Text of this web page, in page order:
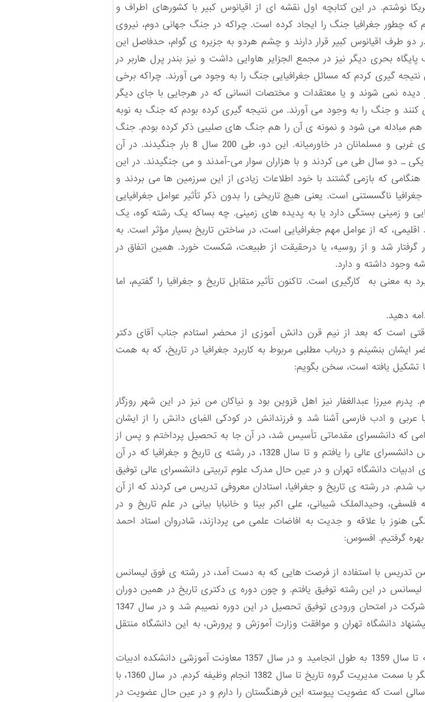
نوشتم. در این کتابچه اول نقشه ای از اقیانوس کبیر با کشورهای اطراف و
که چطور جغرافیا جنگ را ایجاد کرده است. چراکه در جنگ جهانی دوم، نیروی
دو طرف اقیانوس کبیر قرار دارند و چشم هردو به جزیره ی گوام، حدفاصل این
بحری دیگر نیز در مجمع الجزایر هاوایی داشت و نیز بندر پرل هاربر در
گیری کردم که مسائل جغرافیایی جنگ را به وجود می آورند. چراکه برخی
نمی شوند و یا معتقدات و مختصات انسانی که در هرجایی با جای دیگر
کنند و جنگ را به وجود می آورند. من نتیجه گیری کرده بودم که جنگ به نوبه
هم مبادله می شود و نمونه ی آن را هم جنگ های صلیبی ذکر کرده بودم. جنگ
های صلیبی دو قرن بین دو مذهب برقرار بود. عیسویان در اروپای غربی و مسلمانان در خاورمیانه. این دو، طی 200 سال 8 بار جنگیدند. در آن
یکی ـ دو سال طی می کردند و با هزاران سوار می-آمدند و می جنگیدند. در این
که بازمی گشتند با خود اطلاعات زیادی از این سرزمین ها می بردند و
ناگسستنی است. یعنی هیچ تاریخی را بدون ذکر تأثیر عوامل جغرافیایی
و زمینی بستگی دارد یا به پدیده های زمینی. چه بساکه یک رشته کوه، یک
که از عوامل مهم جغرافیایی است، در ساختن تاریخ بسیار مؤثر است. به
گرفتار شد و از روسیه، یا درحقیقت از طبیعت، شکست خورد. همین اتفاق در
وجود داشته و دارد.
به معنی به کارگیری است. تاکنون تأثیر متقابل تاریخ و جغرافیا را گفتیم، اما
دهید.
است که بعد از نیم قرن دانش آموزی از محضر استادم جناب آقای دکتر
بنشینم و درباب مطلبی مربوط به کاربرد جغرافیا در تاریخ، که به همت
تشکیل یافته است، سخن بگویم:
شدم. پدرم میرزا عبدالغفار نیز اهل قزوین بود و نیاکان من نیز در این شهر روزگار
و ادب فارسی آشنا شد و فرزندانش در کودکی الفبای دانش را از ایشان
که دانشسرای مقدماتی تأسیس شد، در آن جا به تحصیل پرداختم و پس از
دو سال با اخذ رتبه ی اول امکان ادامه تحصیل در دوره ی لیسانس دانشسرای عالی را یافتم و تا سال 1328، در رشته ی تاریخ و جغرافیا که در آن
دانشگاه تهران و در عین حال مدرک علوم تربیتی دانشسرای عالی توفیق
در رشته ی تاریخ و جغرافیا، استادان معروفی تدریس می کردند که از آن
وحیدالملک شیبانی، علی اکبر بینا و خانبابا بیانی در علم تاریخ و در
هنوز با علاقه و جدیت به افاضات علمی می پردازند، شادروان استاد احمد
گرفتیم. افسوس:
تدریس با استفاده از فرصت هایی که به دست آمد، در رشته ی فوق لیسانس
سال 1343 به کسب درجه ی فوق لیسانس در این رشته توفیق یافتم. و چون دوره ی دکتری تاریخ در همین دوران
در دانشکده ادبیات و علوم انسانی دانشگاه تهران تأسیس شد، با شرکت در امتحان ورودی توفیق تحصیل در این دوره نصیبم شد و در سال 1347
دانشگاه تهران و موافقت وزارت آموزش و پرورش، به این دانشگاه منتقل
در سال1354 مدیریت گروه آموزشی تاریخ به اینجانب محول شد که تا سال 1359 به طول انجامید و در سال 1357 معاونت آموزشی دانشکده ادبیات
را عهده دار شدم که دو سال به طول انجامید و از آن به بعد بار دیگر با سمت مدیریت گروه تاریخ تا سال 1382 انجام وظیفه کردم. در سال 1360، با
است که عضویت پیوسته این فرهنگستان را دارم و در عین حال عضویت در